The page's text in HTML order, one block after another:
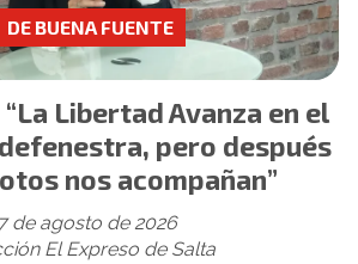
Libertad Avanza en el
pero después
nos acompañan”
El Expreso de Salta
DE BUENA FUENTE
de agosto de 2026